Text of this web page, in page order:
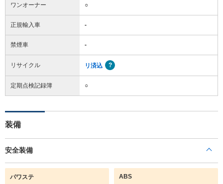
ワンオーナー ○
正規輸入車 -
禁煙車 -
リサイクル リ済込
定期点検記録簿 ○
装備
安全装備
パワステ ABS